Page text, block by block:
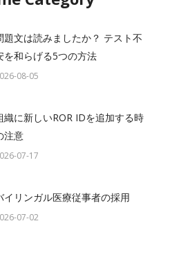
題文は読みましたか？ テスト不
を和らげる5つの方法
08-05
織に新しいROR IDを追加する時
注意
07-17
イリンガル医療従事者の採用
07-02